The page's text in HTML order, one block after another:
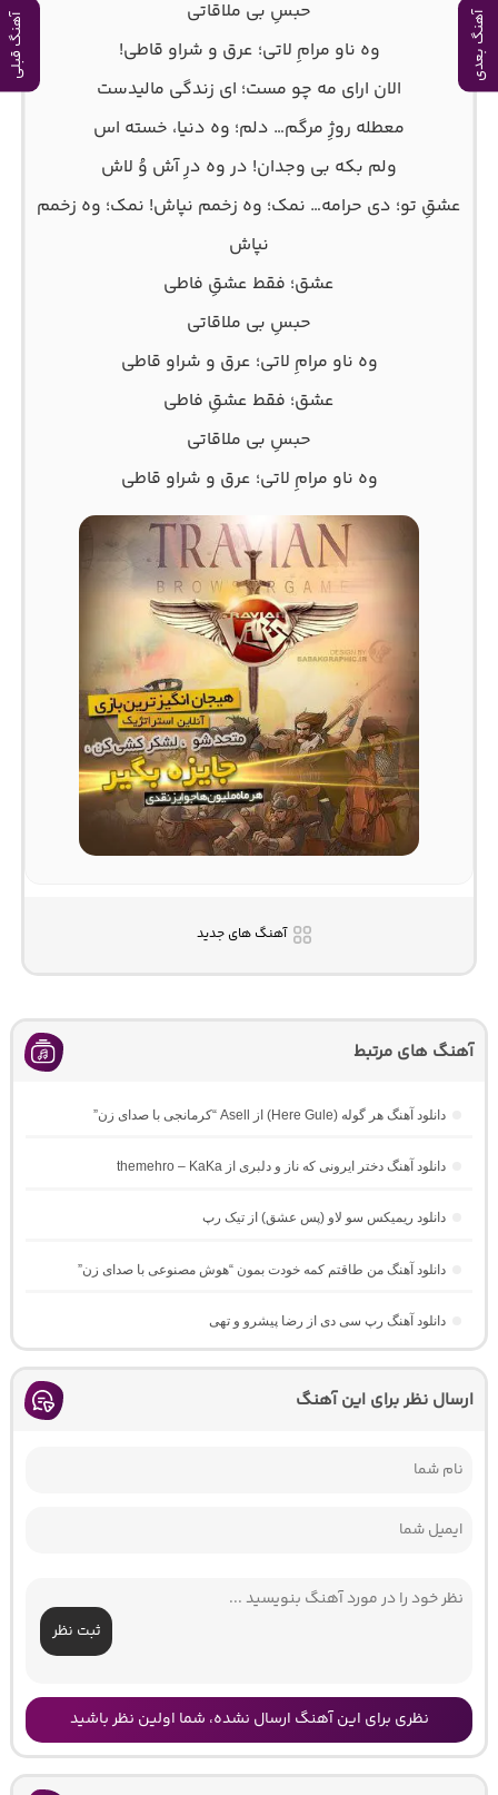
آهنگ بعدی آهنگ قبلی
حبسِ بی ملاقاتی
وه ناو مرامِ لاتی؛ عرق و شراو قاطی!
الان ارای مه چو مست؛ ای زندگی مالیدست
معطله روژِ مرگم… دلم؛ وه دنیا، خسته اس
ولم بکه بی وجدان! در وه درِ آش وُ لاش
عشقِ تو؛ دی حرامه… نمک؛ وه زخمم نپاش! نمک؛ وه زخمم
نپاش
عشق؛ فقط عشقِ فاطی
حبسِ بی ملاقاتی
وه ناو مرامِ لاتی؛ عرق و شراو قاطی
عشق؛ فقط عشقِ فاطی
حبسِ بی ملاقاتی
وه ناو مرامِ لاتی؛ عرق و شراو قاطی
آهنگ های جدید
آهنگ های مرتبط
دانلود آهنگ هر گوله (Here Gule) از Asell “کرمانجی با صدای زن”
دانلود آهنگ دختر ایرونی که ناز و دلبری از themehro – KaKa
دانلود ریمیکس سو لاو (پس عشق) از تیک رپ
دانلود آهنگ من طاقتم کمه خودت بمون “هوش مصنوعی با صدای زن”
دانلود آهنگ رپ سی دی از رضا پیشرو و تهی
ارسال نظر برای این آهنگ
ثبت نظر
نظری برای این آهنگ ارسال نشده، شما اولین نظر باشید